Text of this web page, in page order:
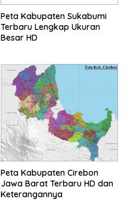
Peta Kabupaten Sukabumi
Terbaru Lengkap Ukuran
Besar HD
Peta Kabupaten Cirebon
Jawa Barat Terbaru HD dan
Keterangannya